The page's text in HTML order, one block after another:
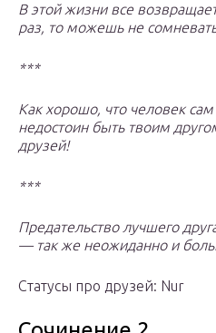
В этой жизни все
раз, то можешь не
***
Как хорошо, что человек
недостоин быть твоим
друзей!
***
Предательство лучшего
— так же неожиданно и
Статусы про друзей: Nur